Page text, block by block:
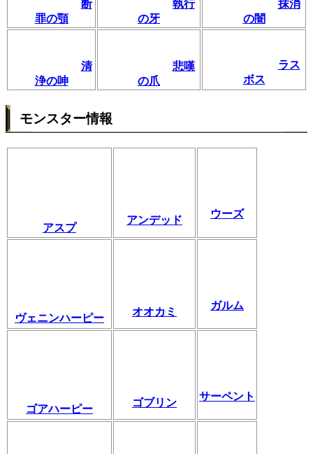
断
罪の顎
執行
の牙
抹消
の闇
清
浄の呻
悲嘆
の爪
ラス
ボス
モンスター情報
アスプ
アンデッド
ウーズ
ヴェニンハーピー
オオカミ
ガルム
ゴアハーピー
ゴブリン
サーペント